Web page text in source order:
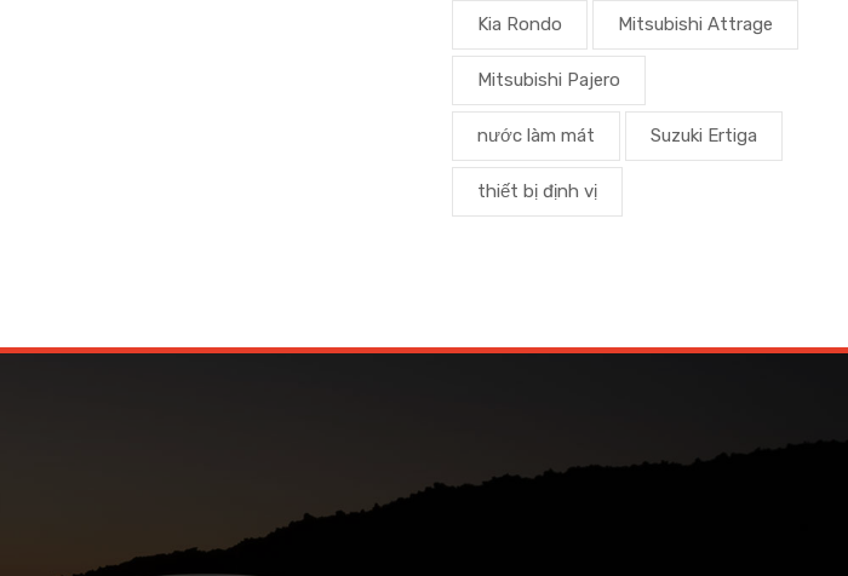
Kia Rondo Mitsubishi Attrage
Mitsubishi Pajero
nước làm mát Suzuki Ertiga
thiết bị định vị